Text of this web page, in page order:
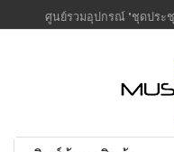
ศูนย์รวมอุปกรณ์ "ชุดประ